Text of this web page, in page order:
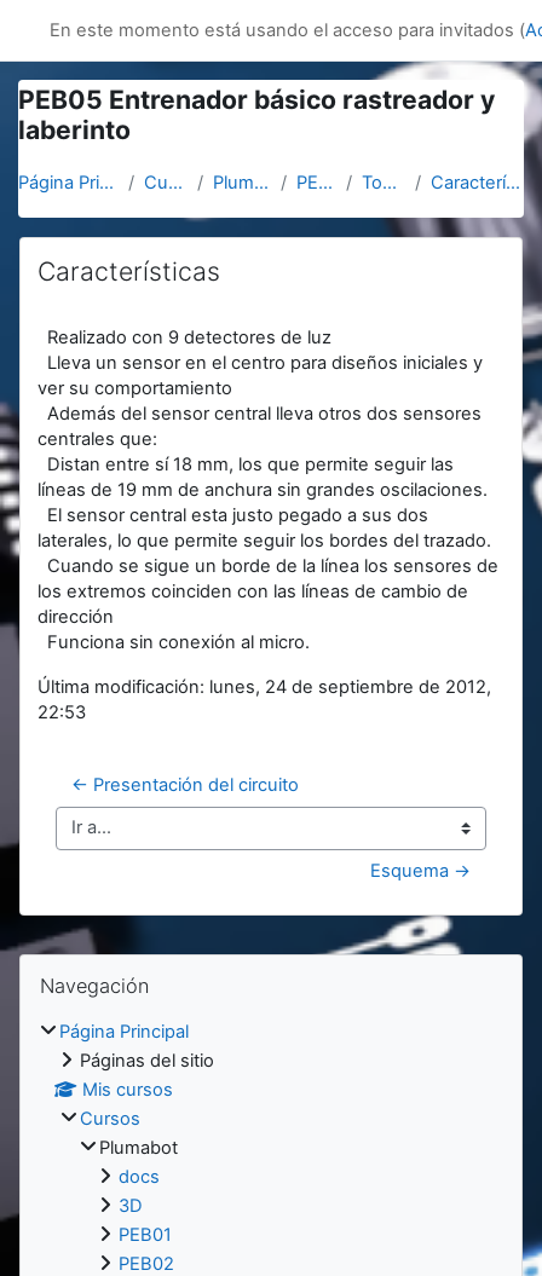
innovacion
En este momento está usando el acceso para invitados (
PEB05 Entrenador básico rastreador y
laberinto
Página Principal Cursos Plumabot PEB05 Topic 2 Características
Características
Realizado con 9 detectores de luz
Lleva un sensor en el centro para diseños iniciales y
ver su comportamiento
Además del sensor central lleva otros dos sensores
centrales que:
Distan entre sí 18 mm, los que permite seguir las
líneas de 19 mm de anchura sin grandes oscilaciones.
El sensor central esta justo pegado a sus dos
laterales, lo que permite seguir los bordes del trazado.
Cuando se sigue un borde de la línea los sensores de
los extremos coinciden con las líneas de cambio de
dirección
Funciona sin conexión al micro.
Última modificación: lunes, 24 de septiembre de 2012,
22:53
← Presentación del circuito
Ir a...
Esquema →
Bloques
Bloques
Salta Navegación
Navegación
Página Principal
Páginas del sitio
Mis cursos
Cursos
Plumabot
docs
3D
PEB01
PEB02